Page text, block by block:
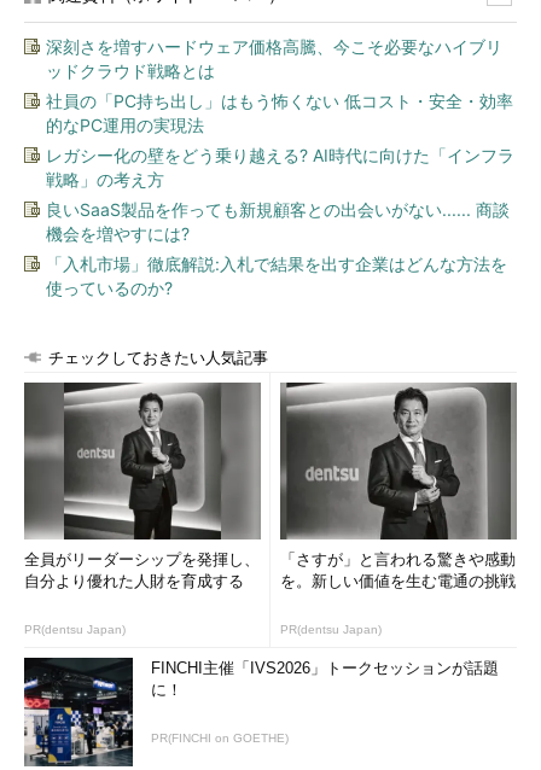
深刻さを増すハードウェア価格高騰、今こそ必要なハイブリ
ッドクラウド戦略とは
社員の「PC持ち出し」はもう怖くない 低コスト・安全・効率
的なPC運用の実現法
レガシー化の壁をどう乗り越える? AI時代に向けた「インフラ
戦略」の考え方
良いSaaS製品を作っても新規顧客との出会いがない...... 商談
機会を増やすには?
「入札市場」徹底解説:入札で結果を出す企業はどんな方法を
使っているのか?
チェックしておきたい人気記事
全員がリーダーシップを発揮し、
自分より優れた人財を育成する
PR(dentsu Japan)
「さすが」と言われる驚きや感動
を。新しい価値を生む電通の挑戦
PR(dentsu Japan)
FINCHI主催「IVS2026」トークセッションが話題
に！
PR(FINCHI on GOETHE)